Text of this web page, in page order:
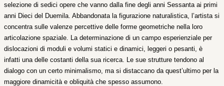
selezione di sedici opere che vanno dalla fine degli anni Sessanta ai primi
anni Dieci del Duemila. Abbandonata la figurazione naturalistica, l’artista si
concentra sulle valenze percettive delle forme geometriche nella loro
articolazione spaziale. La determinazione di un campo esperienziale per
dislocazioni di moduli e volumi statici e dinamici, leggeri o pesanti, è
infatti una delle costanti della sua ricerca. Le sue strutture tendono al
dialogo con un certo minimalismo, ma si distaccano da quest’ultimo per la
maggiore dinamicità e obliquità che spesso assumono.